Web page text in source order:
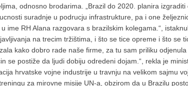
odnosno brodarima. „Brazil do 2020. planira
suradnje u podrucju infrastrukture, pa i one
ime RH Alana razgovara s brazilskim kolegama.“,
na trecim tržištima, i što se tice opreme i što
kako dobro rade naše firme, za tu sam priliku
se postiže da ljudi dobiju odredeni dojam.“, rekla je
hrvatske vojne industrije u travnju na velikom sajmu
za mirovne misije UN-a, obzirom da u Brazilu